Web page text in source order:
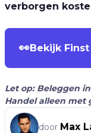
verborgen
👀Bekijk Finst
Let op: Beleggen
Handel alleen met
door Max